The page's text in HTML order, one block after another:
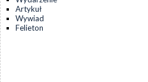
Artykuł
Wywiad
Felieton